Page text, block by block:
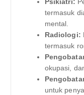
Psikiatri:
termasuk
mental.
Radiologi:
termasuk
okupasi,
untuk